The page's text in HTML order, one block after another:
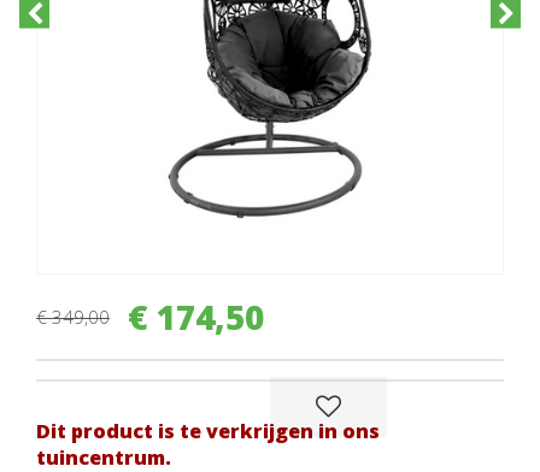
€ 349,00 € 174,50
Dit product is te verkrijgen in ons
tuincentrum.